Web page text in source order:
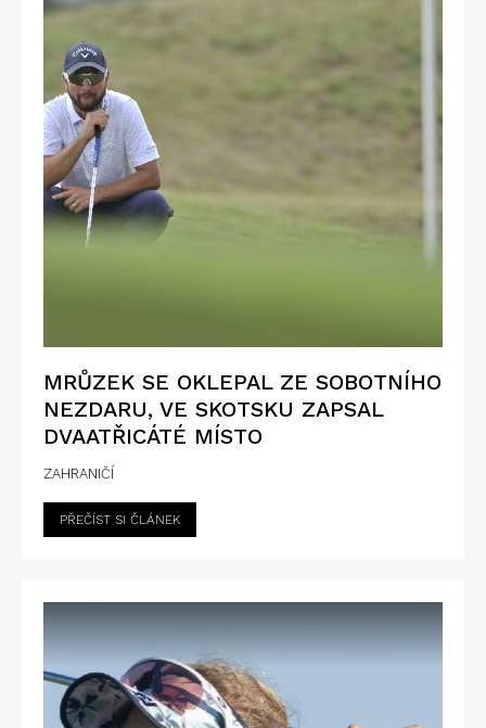
MRŮZEK SE OKLEPAL ZE SOBOTNÍHO
NEZDARU, VE SKOTSKU ZAPSAL
DVAATŘICÁTÉ MÍSTO
ZAHRANIČÍ
PŘEČÍST SI ČLÁNEK